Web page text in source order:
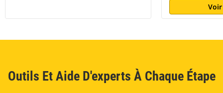
Outils Et Aide D'experts À Chaque Étape